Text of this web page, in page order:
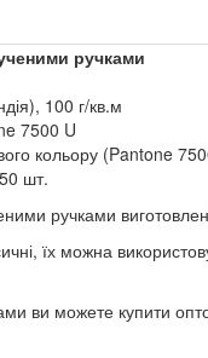
ручками
100 г/кв.м
7500 U
кольору (Pantone
шт.
ручками
їх можна
ви можете купити